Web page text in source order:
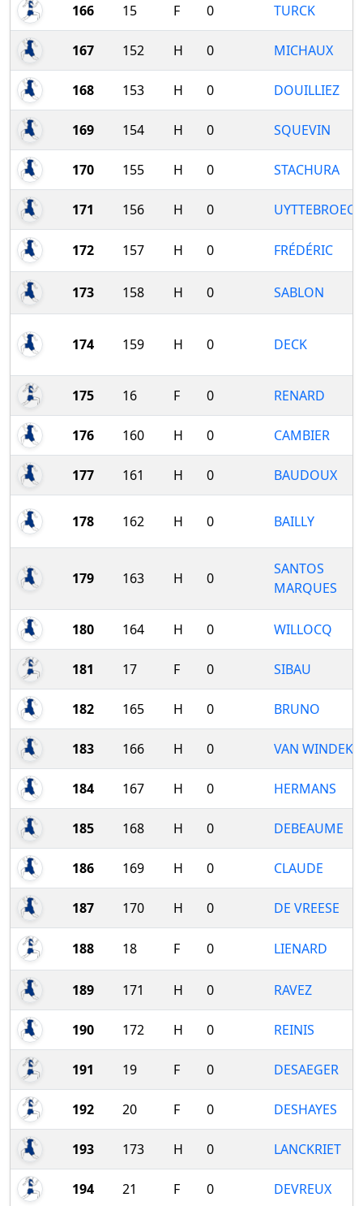
166 15 F 0 TURCK
167 152 H 0 MICHAUX
168 153 H 0 DOUILLIEZ
169 154 H 0 SQUEVIN
170 155 H 0 STACHURA
171 156 H 0 UYTTEBROECK
172 157 H 0 FRÉDÉRIC
173 158 H 0 SABLON
174 159 H 0 DECK
175 16 F 0 RENARD
176 160 H 0 CAMBIER
177 161 H 0 BAUDOUX
178 162 H 0 BAILLY
179 163 H 0
SANTOS
MARQUES
180 164 H 0 WILLOCQ
181 17 F 0 SIBAU
182 165 H 0 BRUNO
183 166 H 0 VAN
184 167 H 0 HERMANS
185 168 H 0 DEBEAUME
186 169 H 0 CLAUDE
187 170 H 0 DE VREESE
188 18 F 0 LIENARD
189 171 H 0 RAVEZ
190 172 H 0 REINIS
191 19 F 0 DESAEGER
192 20 F 0 DESHAYES
193 173 H 0 LANCKRIET
194 21 F 0 DEVREUX